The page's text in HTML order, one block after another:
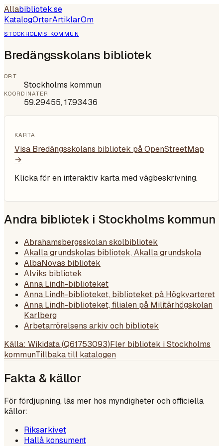
Allabibliotek.se
KatalogOrterArtiklarOm
STOCKHOLMS KOMMUN
Bredängsskolans bibliotek
ORT
Stockholms kommun
KOORDINATER
59.29455,17.93436
KARTA
Visa Bredängsskolans bibliotek på OpenStreetMap
→
Klicka för en interaktiv karta med vägbeskrivning.
Andra bibliotek i Stockholms kommun
Abrahamsbergsskolan skolbibliotek
Akalla grundskolas bibliotek, Akalla grundskola
AlbaNovas bibliotek
Alviks bibliotek
Anna Lindh-biblioteket
Anna Lindh-biblioteket, biblioteket på Högkvarteret
Anna Lindh-biblioteket, filialen på Militärhögskolan
Karlberg
Arbetarrörelsens arkiv och bibliotek
Källa: Wikidata (Q61753093)Fler bibliotek i Stockholms
kommunTillbaka till katalogen
Fakta & källor
För fördjupning, läs mer hos myndigheter och officiella
källor:
Riksarkivet
Hallå konsument